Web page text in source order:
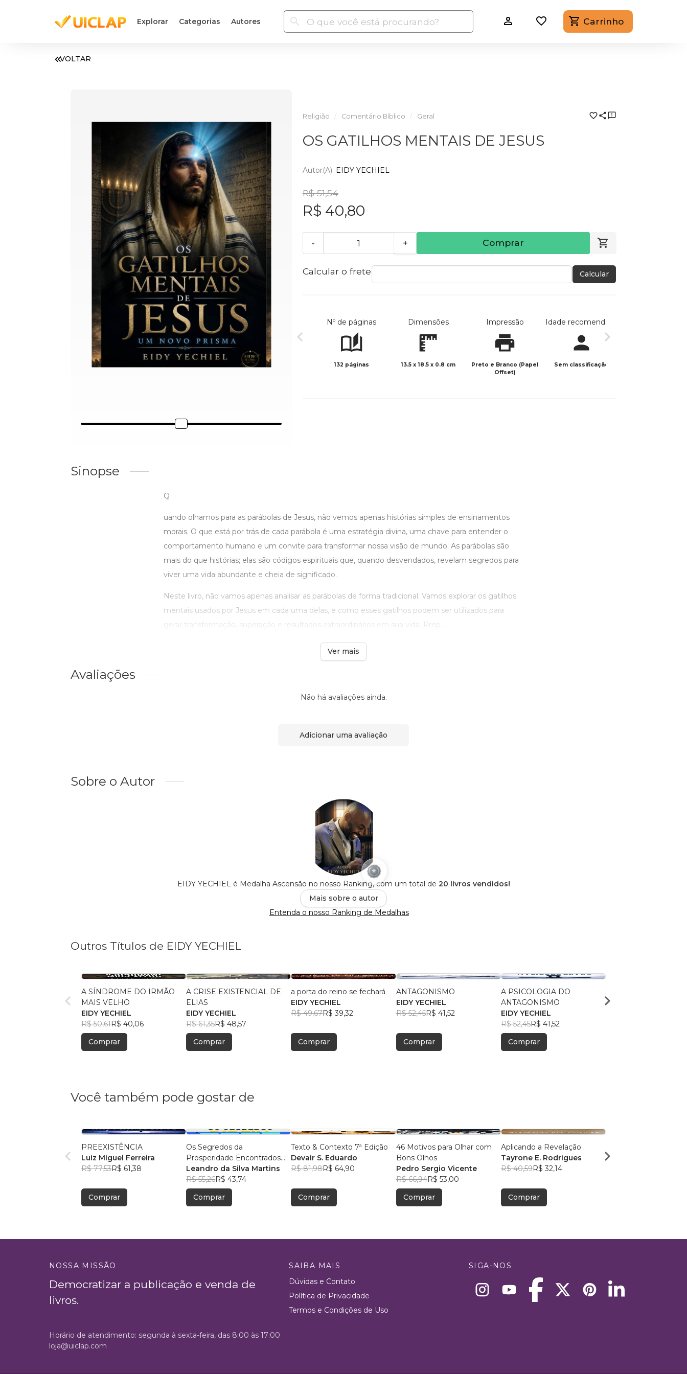
Explorar Categorias Autores Carrinho
VOLTAR
Religião Comentário Bíblico Geral
OS GATILHOS MENTAIS DE JESUS
Autor(a): EIDY YECHIEL
R$ 51,54
R$ 40,80
- + Comprar
Calcular o frete Calcular
Nº de páginas
132 páginas
Dimensões
13.5 x 18.5 x 0.8 cm
Impressão
Preto e Branco (Papel
Offset)
Idade recomendada
Sem classificação
Sinopse
Q
uando olhamos para as parábolas de Jesus, não vemos apenas histórias simples de ensinamentos
morais. O que está por trás de cada parábola é uma estratégia divina, uma chave para entender o
comportamento humano e um convite para transformar nossa visão de mundo. As parábolas são
mais do que histórias; elas são códigos espirituais que, quando desvendados, revelam segredos para
viver uma vida abundante e cheia de significado.
Neste livro, não vamos apenas analisar as parábolas de forma tradicional. Vamos explorar os gatilhos
mentais usados por Jesus em cada uma delas, e como esses gatilhos podem ser utilizados para
gerar transformação, superação e resultados extraordinários em sua vida. Prep ...
Ver mais
Avaliações
Não há avaliações ainda.
Adicionar uma avaliação
Sobre o Autor
EIDY YECHIEL é Medalha Ascensão no nosso Ranking, com um total de 20 livros vendidos!
Mais sobre o autor
Entenda o nosso Ranking de Medalhas
Outros Títulos de EIDY YECHIEL
A SÍNDROME DO IRMÃO
MAIS VELHO
EIDY YECHIEL
R$ 50,61R$ 40,06
Comprar
A CRISE EXISTENCIAL DE
ELIAS
EIDY YECHIEL
R$ 61,35R$ 48,57
Comprar
a porta do reino se fechará
EIDY YECHIEL
R$ 49,67R$ 39,32
Comprar
ANTAGONISMO
EIDY YECHIEL
R$ 52,45R$ 41,52
Comprar
A PSICOLOGIA DO
ANTAGONISMO
EIDY YECHIEL
R$ 52,45R$ 41,52
Comprar
DAS PARABOLAS
Você também pode gostar de
PREEXISTÊNCIA
Luiz Miguel Ferreira
R$ 77,53R$ 61,38
Comprar
Os Segredos da
Prosperidade Encontrados
na Bíblia
Leandro da Silva Martins
R$ 55,26R$ 43,74
Comprar
Texto & Contexto 7ª Edição
Devair S. Eduardo
R$ 81,98R$ 64,90
Comprar
46 Motivos para Olhar com
Bons Olhos
Pedro Sergio Vicente
R$ 66,94R$ 53,00
Comprar
Aplicando a Revelação
Tayrone E. Rodrigues
R$ 40,59R$ 32,14
Comprar
Douglas Tomaz
NOSSA MISSÃO
Democratizar a publicação e venda de
livros.
SAIBA MAIS
Dúvidas e Contato
Política de Privacidade
Termos e Condições de Uso
SIGA-NOS
Horário de atendimento: segunda à sexta-feira, das 8:00 às 17:00
loja@uiclap.com